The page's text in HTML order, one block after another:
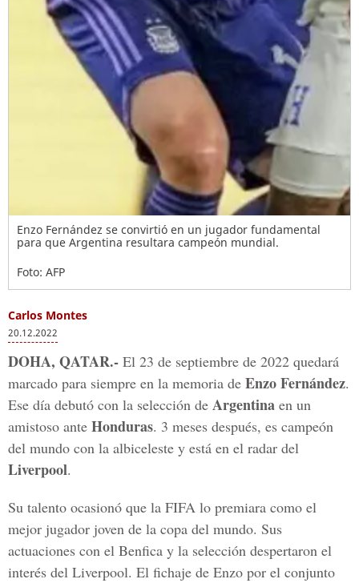
Enzo Fernández se convirtió en un jugador fundamental
para que Argentina resultara campeón mundial.
Foto: AFP
Carlos Montes
20.12.2022
DOHA, QATAR.- El 23 de septiembre de 2022 quedará
marcado para siempre en la memoria de Enzo Fernández.
Ese día debutó con la selección de Argentina en un
amistoso ante Honduras. 3 meses después, es campeón
del mundo con la albiceleste y está en el radar del
Liverpool.
Su talento ocasionó que la FIFA lo premiara como el
mejor jugador joven de la copa del mundo. Sus
actuaciones con el Benfica y la selección despertaron el
interés del Liverpool. El fichaje de Enzo por el conjunto